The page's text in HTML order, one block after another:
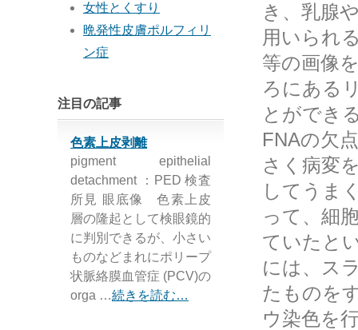
き、乳腺
用いられ
等の画像
ろにある
とができ
FNAの欠
さく病変
してうま
って、細
ていたと
には、ス
たものを
ウ染色を
女性とくすり
晩発性皮膚ポルフィリ
ン症
注目の記事
色素上皮剥離
pigment epithelial
detachment ：PED 検査
所見 眼底像 色素上皮
層の隆起として検眼鏡的
に判別できるが、小さい
ものなどまれにポリープ
状脈絡膜血管症 (PCV)の
orga …続きを読む…